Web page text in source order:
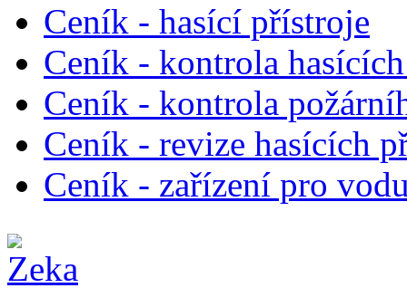
Ceník - hasící přístroje
Ceník - kontrola
Ceník - kontrola
Ceník - revize hasících
Ceník - zařízení pro